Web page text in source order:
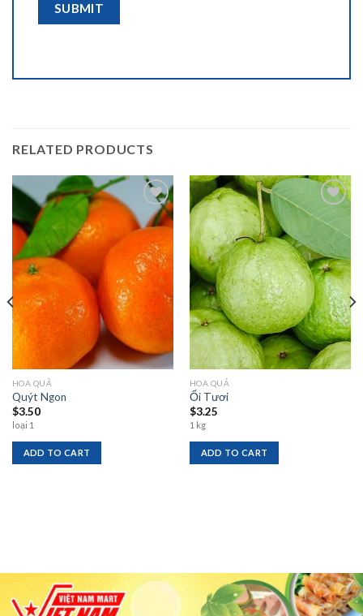
RELATED PRODUCTS
Add to
wishlist
HOA QUẢ
Quýt Ngon
$3.50
loại 1
ADD TO CART
Add to
wishlist
HOA QUẢ
Ổi Tươi
$3.25
1 kg
ADD TO CART